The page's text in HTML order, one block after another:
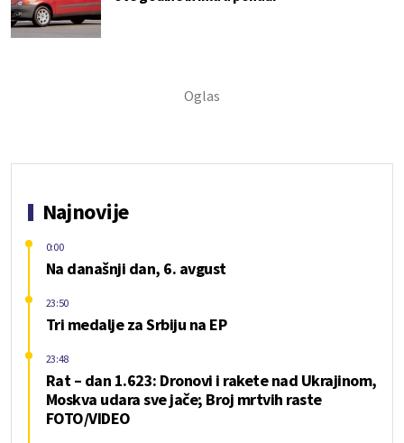
Najnovije
Na današnji dan, 6. avgust
0:00
Tri medalje za Srbiju na EP
23:50
Rat – dan 1.623: Dronovi i rakete nad Ukrajinom,
Moskva udara sve jače; Broj mrtvih raste
FOTO/VIDEO
23:48